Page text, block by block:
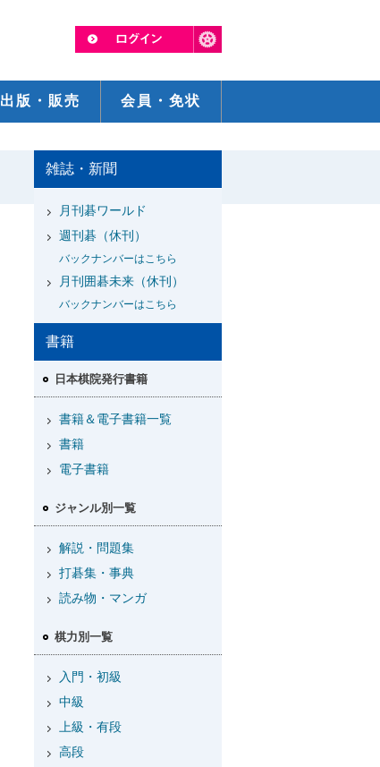
出版・販売 会員・免状
雑誌・新聞
月刊碁ワールド
週刊碁（休刊）
バックナンバーはこちら
月刊囲碁未来（休刊）
バックナンバーはこちら
書籍
日本棋院発行書籍
書籍＆電子書籍一覧
書籍
電子書籍
ジャンル別一覧
解説・問題集
打碁集・事典
読み物・マンガ
棋力別一覧
入門・初級
中級
上級・有段
高段